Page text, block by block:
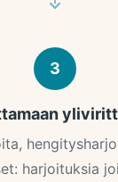
3
harjoituksia